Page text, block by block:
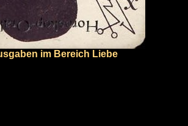
im Bereich Liebe